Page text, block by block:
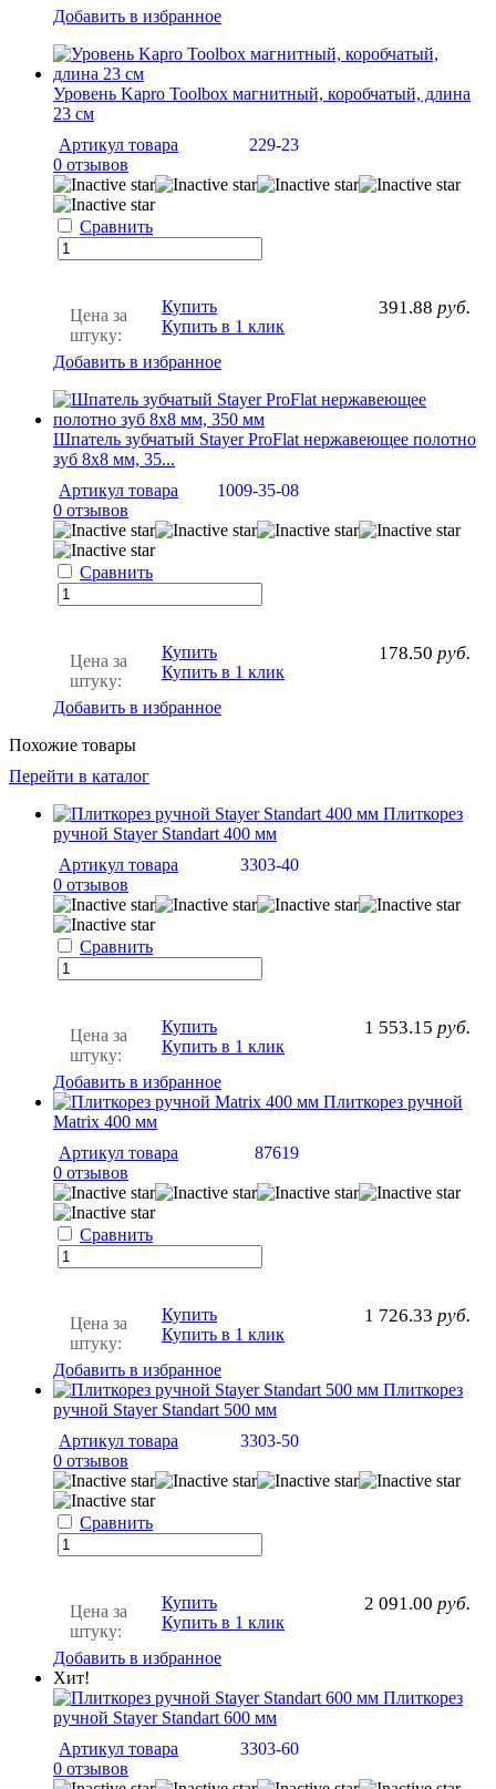
Добавить в избранное
Уровень Kapro Toolbox магнитный, коробчатый, длина
23 см
Артикул товара
229-23
0 отзывов
Сравнить
Цена за
штуку:
391.88 руб.
Купить
Купить в 1 клик
Добавить в избранное
Шпатель зубчатый Stayer ProFlat нержавеющее полотно
зуб 8х8 мм, 35...
Артикул товара
1009-35-08
0 отзывов
Сравнить
Цена за
штуку:
178.50 руб.
Купить
Купить в 1 клик
Добавить в избранное
Похожие товары
Перейти в каталог
Плиткорез
ручной Stayer Standart 400 мм
Артикул товара
3303-40
0 отзывов
Сравнить
Цена за
штуку:
1 553.15 руб.
Купить
Купить в 1 клик
Добавить в избранное
Плиткорез ручной
Matrix 400 мм
Артикул товара
87619
0 отзывов
Сравнить
Цена за
штуку:
1 726.33 руб.
Купить
Купить в 1 клик
Добавить в избранное
Плиткорез
ручной Stayer Standart 500 мм
Артикул товара
3303-50
0 отзывов
Сравнить
Цена за
штуку:
2 091.00 руб.
Купить
Купить в 1 клик
Добавить в избранное
Хит!
Плиткорез
ручной Stayer Standart 600 мм
Артикул товара
3303-60
0 отзывов